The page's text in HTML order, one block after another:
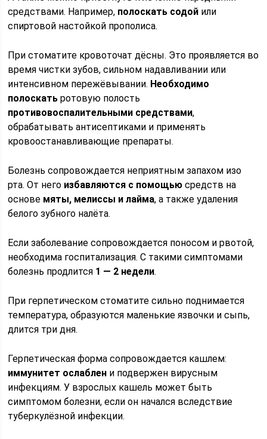
средствами. Например, полоскать содой или
спиртовой настойкой прополиса.
При стоматите кровоточат дёсны. Это проявляется во
время чистки зубов, сильном надавливании или
интенсивном пережёвывании. Необходимо
полоскать ротовую полость
противовоспалительными средствами,
обрабатывать антисептиками и применять
кровоостанавливающие препараты.
Болезнь сопровождается неприятным запахом изо
рта. От него избавляются с помощью средств на
основе мяты, мелиссы и лайма, а также удаления
белого зубного налёта.
Если заболевание сопровождается поносом и рвотой,
необходима госпитализация. С такими симптомами
болезнь продлится 1 — 2 недели.
При герпетическом стоматите сильно поднимается
температура, образуются маленькие язвочки и сыпь,
длится три дня.
Герпетическая форма сопровождается кашлем:
иммунитет ослаблен и подвержен вирусным
инфекциям. У взрослых кашель может быть
симптомом болезни, если он начался вследствие
туберкулёзной инфекции.